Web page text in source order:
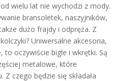
wielu lat nie wychodzi z mody.
bransoletek, naszyjników,
dużo frajdy i odpręża. Z
Uniwersalne akcesoria,
to oczywiście bigle i wkrętki. Są
metalowe, które
Z czego będzie się składała